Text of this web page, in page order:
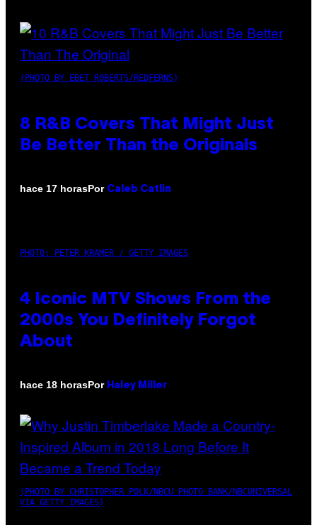
(PHOTO BY EBET ROBERTS/REDFERNS)
8 R&B Covers That Might Just
Be Better Than the Originals
hace 17 horasPor Caleb Catlin
PHOTO: PETER KRAMER / GETTY IMAGES
4 Iconic MTV Shows From the
2000s You Definitely Forgot
About
hace 18 horasPor Haley Miller
(PHOTO BY CHRISTOPHER POLK/NBCU PHOTO BANK/NBCUNIVERSAL
VIA GETTY IMAGES)